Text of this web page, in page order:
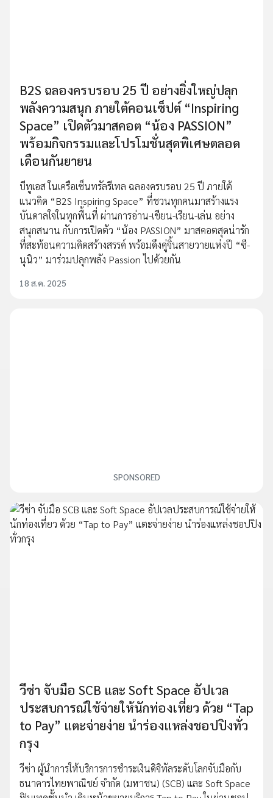
B2S ฉลองครบรอบ 25 ปี อย่างยิ่งใหญ่ปลุก
พลังความสนุก ภายใต้คอนเซ็ปต์ “Inspiring
Space” เปิดตัวมาสคอต “น้อง PASSION”
พร้อมกิจกรรมและโปรโมชั่นสุดพิเศษตลอด
เดือนกันยายน
บีทูเอส ในเครือเซ็นทรัลรีเทล ฉลองครบรอบ 25 ปี ภายใต้
แนวคิด “B2S Inspiring Space” ที่ชวนทุกคนมาสร้างแรง
บันดาลใจในทุกพื้นที่ ผ่านการอ่าน-เขียน-เรียน-เล่น อย่าง
สนุกสนาน กับการเปิดตัว “น้อง PASSION” มาสคอตสุดน่ารัก
ที่สะท้อนความคิดสร้างสรรค์ พร้อมดึงคู่จิ้นสายวายแห่งปี “ซี-
นุนิว” มาร่วมปลุกพลัง Passion ไปด้วยกัน
18 ส.ค. 2025
SPONSORED
วีซ่า จับมือ SCB และ Soft Space อัปเวล
ประสบการณ์ใช้จ่ายให้นักท่องเที่ยว ด้วย “Tap
to Pay” แตะจ่ายง่าย นำร่องแหล่งชอปปิงทั่ว
กรุง
วีซ่า ผู้นำการให้บริการการชำระเงินดิจิทัลระดับโลกจับมือกับ
ธนาคารไทยพาณิชย์ จำกัด (มหาชน) (SCB) และ Soft Space